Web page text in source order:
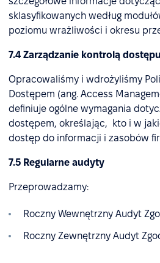
sklasyfikowanych według
poziomu wrażliwości i okresu
7.4 Zarządzanie kontrolą
Opracowaliśmy i wdrożyliśmy
Dostępem (ang. Access
definiuje ogólne wymagania
dostępem, określając, kto i w
dostęp do informacji i zasobów
7.5 Regularne audyty
Przeprowadzamy:
Roczny Wewnętrzny Audyt
Roczny Zewnętrzny Audyt